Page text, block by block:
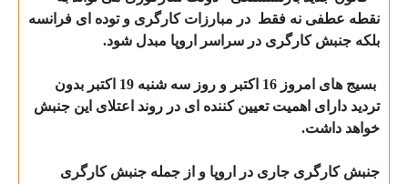
نقطه عطفی نه فقط در مبارزات کارگری و توده ای فرانسه
بلکه جنبش کارگری در سراسر اروپا مبدل شود.
بسیج های امروز 16 اکتبر و روز سه شنبه 19 اکتبر بدون
تردید دارای اهمیت تعیین کننده ای در روند اعتلای این جنبش
خواهد داشت.
جنبش کارگری جاری در اروپا و از جمله جنبش کارگری